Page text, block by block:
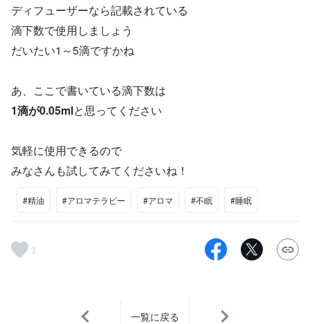
ディフューザーなら記載されている
滴下数で使用しましょう
だいたい1～5滴ですかね
あ、ここで書いている滴下数は
1滴が0.05mlと思ってください
気軽に使用できるので
みなさんも試してみてくださいね！
#精油 #アロマテラピー #アロマ #不眠 #睡眠
3
一覧に戻る